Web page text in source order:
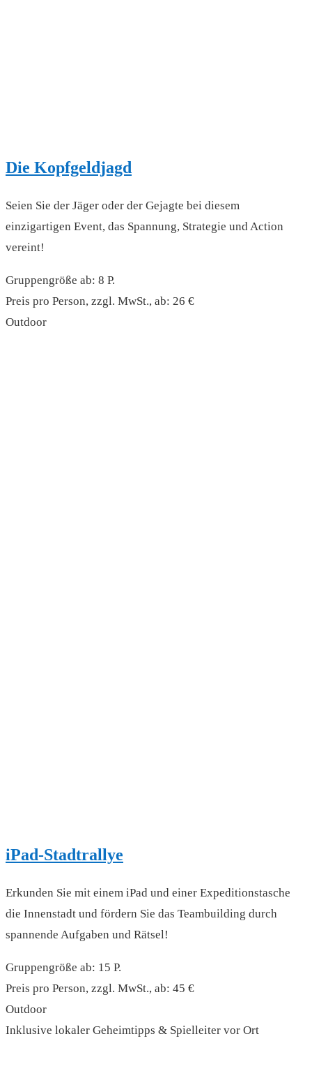
Die Kopfgeldjagd
Seien Sie der Jäger oder der Gejagte bei diesem
einzigartigen Event, das Spannung, Strategie und Action
vereint!
Gruppengröße ab: 8 P.
Preis pro Person, zzgl. MwSt., ab: 26 €
Outdoor
iPad-Stadtrallye
Erkunden Sie mit einem iPad und einer Expeditionstasche
die Innenstadt und fördern Sie das Teambuilding durch
spannende Aufgaben und Rätsel!
Gruppengröße ab: 15 P.
Preis pro Person, zzgl. MwSt., ab: 45 €
Outdoor
Inklusive lokaler Geheimtipps & Spielleiter vor Ort